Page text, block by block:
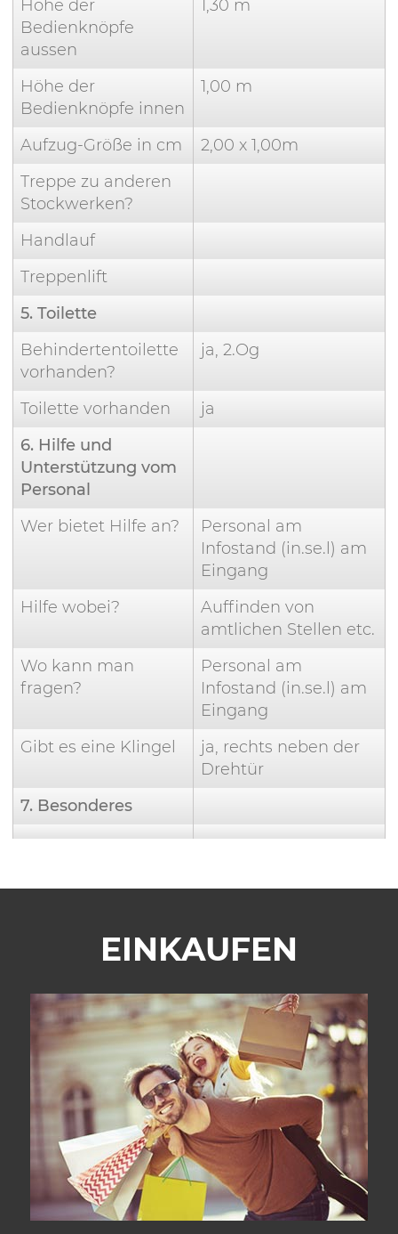
Höhe der
Bedienknöpfe
aussen
1,30 m
Höhe der
Bedienknöpfe innen
1,00 m
Aufzug-Größe in cm
2,00 x 1,00m
Treppe zu anderen
Stockwerken?
Handlauf
Treppenlift
5. Toilette
Behindertentoilette
vorhanden?
ja, 2.Og
Toilette vorhanden
ja
6. Hilfe und
Unterstützung vom
Personal
Wer bietet Hilfe an?
Personal am
Infostand (in.se.l) am
Eingang
Hilfe wobei?
Auffinden von
amtlichen Stellen etc.
Wo kann man
fragen?
Personal am
Infostand (in.se.l) am
Eingang
Gibt es eine Klingel
ja, rechts neben der
Drehtür
7. Besonderes
EINKAUFEN